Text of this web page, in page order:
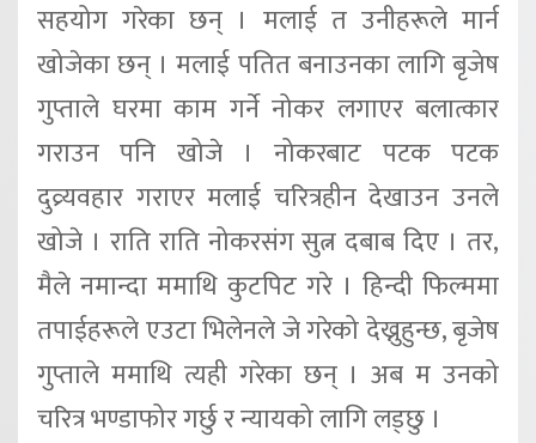
सहयोग गरेका छन् । मलाई त उनीहरूले मार्न
खोजेका छन् । मलाई पतित बनाउनका लागि बृजेष
गुप्ताले घरमा काम गर्ने नोकर लगाएर बलात्कार
गराउन पनि खोजे । नोकरबाट पटक पटक
दुव्र्यवहार गराएर मलाई चरित्रहीन देखाउन उनले
खोजे । राति राति नोकरसंग सुत्न दबाब दिए । तर,
मैले नमान्दा ममाथि कुटपिट गरे । हिन्दी फिल्ममा
तपाईहरूले एउटा भिलेनले जे गरेको देख्नुहुन्छ, बृजेष
गुप्ताले ममाथि त्यही गरेका छन् । अब म उनको
चरित्र भण्डाफोर गर्छु र न्यायको लागि लड्छु ।